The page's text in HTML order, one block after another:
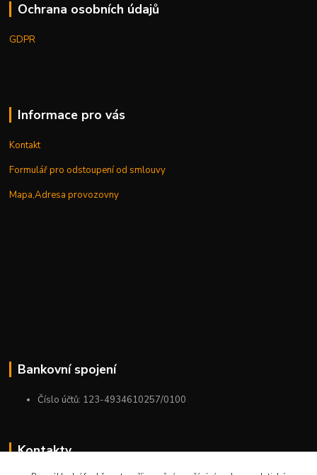
Ochrana osobních údajů
GDPR
Informace pro vás
Kontakt
Formulář pro odstoupení od smlouvy
Mapa,Adresa provozovny
Bankovní spojení
Číslo účtů: 123-4934610257/0100
Kontakty